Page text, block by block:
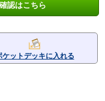
認はこちら
ケットデッキに入れる